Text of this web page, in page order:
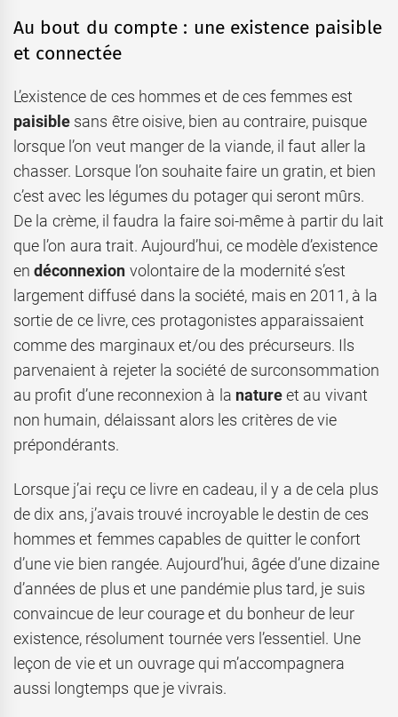
Au bout du compte : une existence paisible
et connectée
L’existence de ces hommes et de ces femmes est
paisible sans être oisive, bien au contraire, puisque
lorsque l’on veut manger de la viande, il faut aller la
chasser. Lorsque l’on souhaite faire un gratin, et bien
c’est avec les légumes du potager qui seront mûrs.
De la crème, il faudra la faire soi-même à partir du lait
que l’on aura trait. Aujourd’hui, ce modèle d’existence
endéconnexion volontaire de la modernité s’est
largement diffusé dans la société, mais en 2011, à la
sortie de ce livre, ces protagonistes apparaissaient
comme des marginaux et/ou des précurseurs. Ils
parvenaient à rejeter la société de surconsommation
au profit d’une reconnexion à la natureet au vivant
non humain, délaissant alors les critères de vie
prépondérants.
Lorsque j’ai reçu ce livre en cadeau, il y a de cela plus
de dix ans, j’avais trouvé incroyable le destin de ces
hommes et femmes capables de quitter le confort
d’une vie bien rangée. Aujourd’hui, âgée d’une dizaine
d’années de plus et une pandémie plus tard, je suis
convaincue de leur courage et du bonheur de leur
existence, résolument tournée vers l’essentiel. Une
leçon de vie et un ouvrage qui m’accompagnera
aussi longtemps que je vivrais.